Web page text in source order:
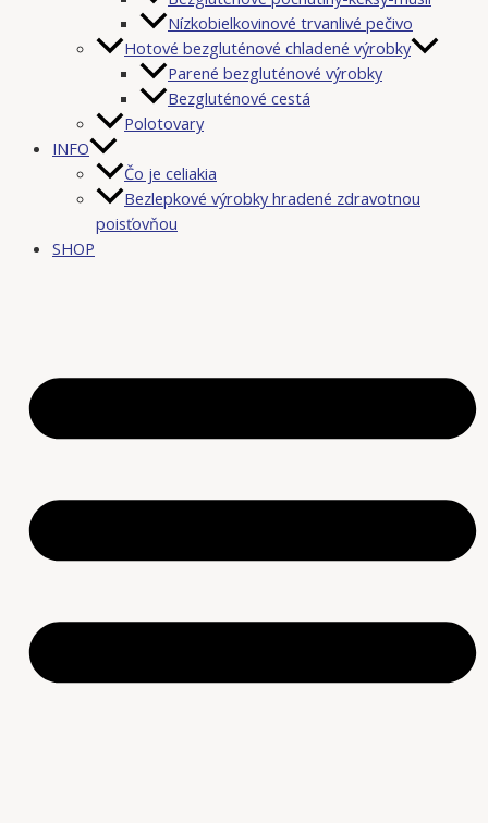
Nízkobielkovinové trvanlivé pečivo
Hotové bezgluténové chladené výrobky
Parené bezgluténové výrobky
Bezgluténové cestá
Polotovary
INFO
Čo je celiakia
Bezlepkové výrobky hradené zdravotnou
poisťovňou
SHOP